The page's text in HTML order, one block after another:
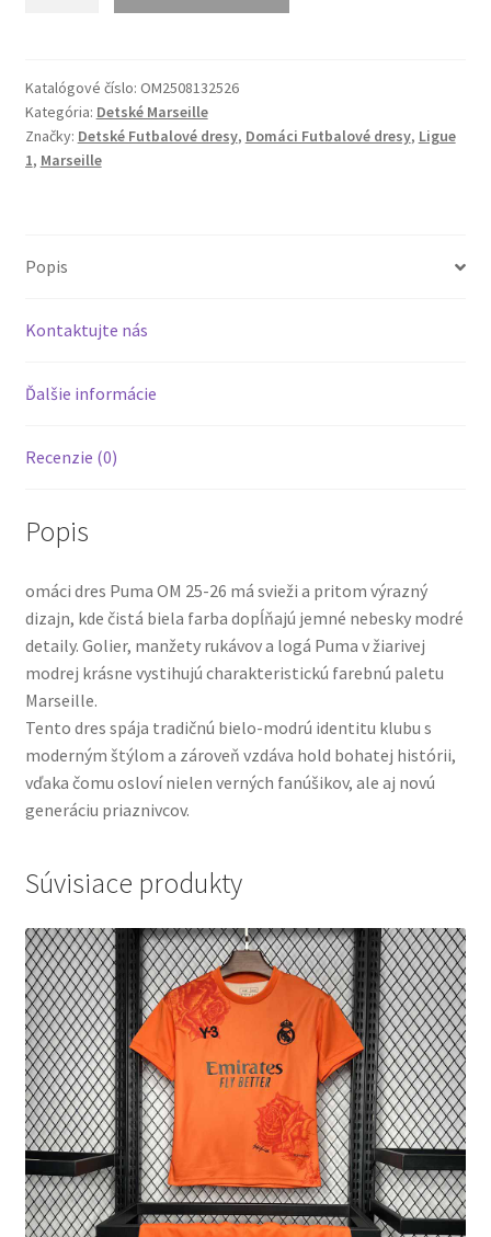
26
Domáci
Dresy
Komplet
Katalógové číslo: OM2508132526
Kategória: Detské Marseille
Značky: Detské Futbalové dresy, Domáci Futbalové dresy, Ligue
1, Marseille
Popis
Kontaktujte nás
Ďalšie informácie
Recenzie (0)
Popis
omáci dres Puma OM 25-26 má svieži a pritom výrazný
dizajn, kde čistá biela farba dopĺňajú jemné nebesky modré
detaily. Golier, manžety rukávov a logá Puma v žiarivej
modrej krásne vystihujú charakteristickú farebnú paletu
Marseille.
Tento dres spája tradičnú bielo-modrú identitu klubu s
moderným štýlom a zároveň vzdáva hold bohatej histórii,
vďaka čomu osloví nielen verných fanúšikov, ale aj novú
generáciu priaznivcov.
Súvisiace produkty